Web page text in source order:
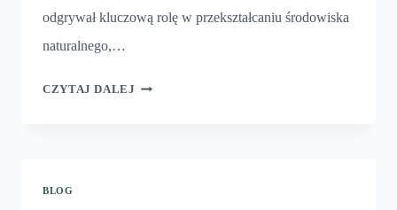
odgrywał kluczową rolę w przekształcaniu środowiska
naturalnego,…
CZYTAJ DALEJ AGENTYNOZAUR
BLOG